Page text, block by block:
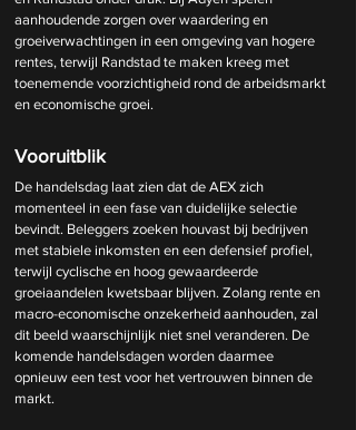
aanhoudende zorgen over waardering en
groeiverwachtingen in een omgeving van hogere
rentes, terwijl Randstad te maken kreeg met
toenemende voorzichtigheid rond de arbeidsmarkt
en economische groei.
Vooruitblik
De handelsdag laat zien dat de AEX zich
momenteel in een fase van duidelijke selectie
bevindt. Beleggers zoeken houvast bij bedrijven
met stabiele inkomsten en een defensief profiel,
terwijl cyclische en hoog gewaardeerde
groeiaandelen kwetsbaar blijven. Zolang rente en
macro-economische onzekerheid aanhouden, zal
dit beeld waarschijnlijk niet snel veranderen. De
komende handelsdagen worden daarmee
opnieuw een test voor het vertrouwen binnen de
markt.